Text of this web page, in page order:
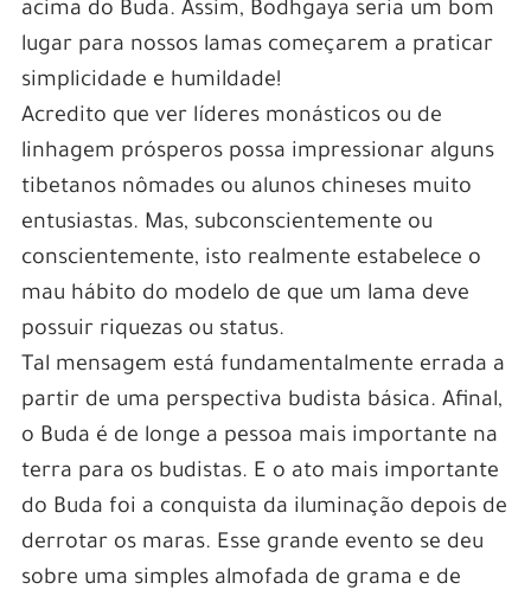
acima do Buda. Assim, Bodhgaya seria um bom
lugar para nossos lamas começarem a praticar
simplicidade e humildade!
Acredito que ver líderes monásticos ou de
linhagem prósperos possa impressionar alguns
tibetanos nômades ou alunos chineses muito
entusiastas. Mas, subconscientemente ou
conscientemente, isto realmente estabelece o
mau hábito do modelo de que um lama deve
possuir riquezas ou status.
Tal mensagem está fundamentalmente errada a
partir de uma perspectiva budista básica. Afinal,
o Buda é de longe a pessoa mais importante na
terra para os budistas. E o ato mais importante
do Buda foi a conquista da iluminação depois de
derrotar os maras. Esse grande evento se deu
sobre uma simples almofada de grama e de